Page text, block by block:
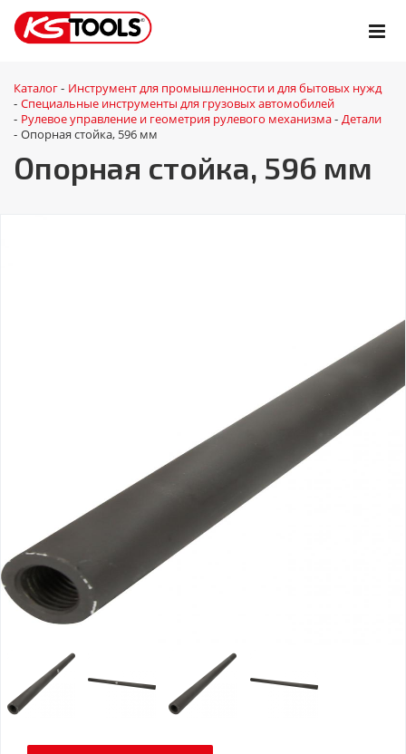
Каталог - Инструмент для промышленности и для бытовых нужд
- Специальные инструменты для грузовых автомобилей
- Рулевое управление и геометрия рулевого механизма - Детали
- Опорная стойка, 596 мм
Опорная стойка, 596 мм